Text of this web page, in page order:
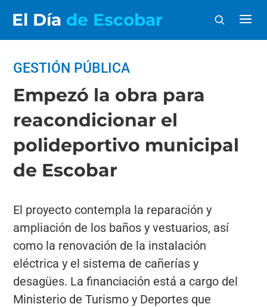
El Día de Escobar
GESTIÓN PÚBLICA
Empezó la obra para
reacondicionar el
polideportivo municipal
de Escobar
El proyecto contempla la reparación y
ampliación de los baños y vestuarios, así
como la renovación de la instalación
eléctrica y el sistema de cañerías y
desagües. La financiación está a cargo del
Ministerio de Turismo y Deportes que